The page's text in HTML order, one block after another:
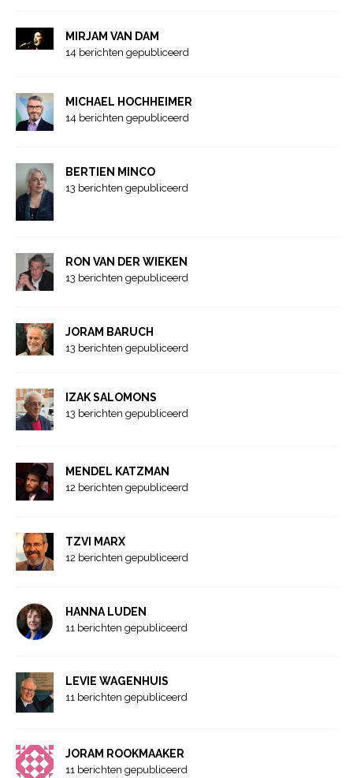
MIRJAM VAN DAM
14 berichten gepubliceerd
MICHAEL HOCHHEIMER
14 berichten gepubliceerd
BERTIEN MINCO
13 berichten gepubliceerd
RON VAN DER WIEKEN
13 berichten gepubliceerd
JORAM BARUCH
13 berichten gepubliceerd
IZAK SALOMONS
13 berichten gepubliceerd
MENDEL KATZMAN
12 berichten gepubliceerd
TZVI MARX
12 berichten gepubliceerd
HANNA LUDEN
11 berichten gepubliceerd
LEVIE WAGENHUIS
11 berichten gepubliceerd
JORAM ROOKMAAKER
11 berichten gepubliceerd